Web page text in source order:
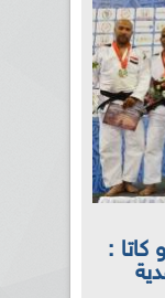
كاتا :